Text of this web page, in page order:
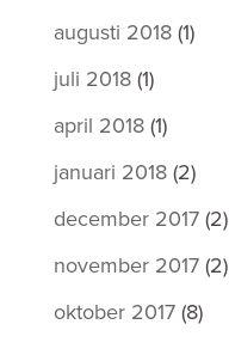
augusti 2018(1)
juli 2018(1)
april 2018(1)
januari 2018(2)
december 2017(2)
november 2017(2)
oktober 2017(8)